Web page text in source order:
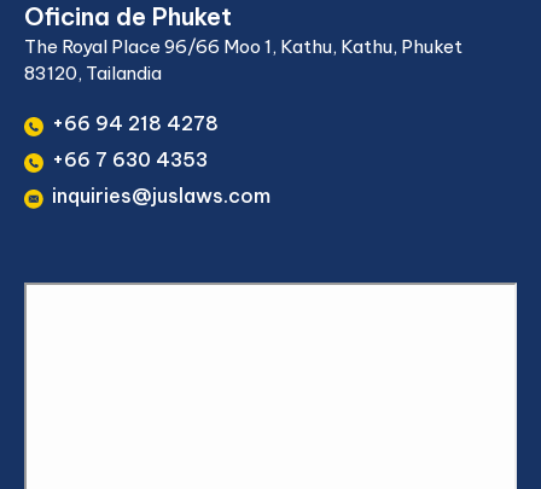
Oficina de Phuket
The Royal Place 96/66 Moo 1, Kathu, Kathu, Phuket
83120, Tailandia
+66 94 218 4278
+66 7 630 4353
inquiries@juslaws.com